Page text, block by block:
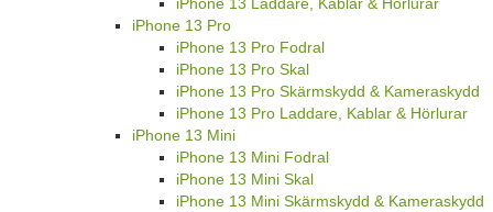
iPhone 13 Pro
iPhone 13 Pro Fodral
iPhone 13 Pro Skal
iPhone 13 Pro Skärmskydd & Kameraskydd
iPhone 13 Pro Laddare, Kablar & Hörlurar
iPhone 13 Mini
iPhone 13 Mini Fodral
iPhone 13 Mini Skal
iPhone 13 Mini Skärmskydd & Kameraskydd